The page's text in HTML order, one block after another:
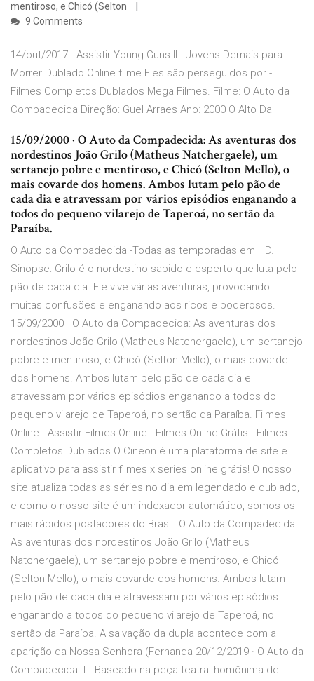
mentiroso, e Chicó (Selton
9 Comments
14/out/2017 - Assistir Young Guns II - Jovens Demais para
Morrer Dublado Online filme Eles são perseguidos por -
Filmes Completos Dublados Mega Filmes. Filme: O Auto da
Compadecida Direção: Guel Arraes Ano: 2000 O Alto Da
15/09/2000 · O Auto da Compadecida: As aventuras dos
nordestinos João Grilo (Matheus Natchergaele), um
sertanejo pobre e mentiroso, e Chicó (Selton Mello), o
mais covarde dos homens. Ambos lutam pelo pão de
cada dia e atravessam por vários episódios enganando a
todos do pequeno vilarejo de Taperoá, no sertão da
Paraíba.
O Auto da Compadecida -Todas as temporadas em HD.
Sinopse: Grilo é o nordestino sabido e esperto que luta pelo
pão de cada dia. Ele vive várias aventuras, provocando
muitas confusões e enganando aos ricos e poderosos.
15/09/2000 · O Auto da Compadecida: As aventuras dos
nordestinos João Grilo (Matheus Natchergaele), um sertanejo
pobre e mentiroso, e Chicó (Selton Mello), o mais covarde
dos homens. Ambos lutam pelo pão de cada dia e
atravessam por vários episódios enganando a todos do
pequeno vilarejo de Taperoá, no sertão da Paraíba. Filmes
Online - Assistir Filmes Online - Filmes Online Grátis - Filmes
Completos Dublados O Cineon é uma plataforma de site e
aplicativo para assistir filmes x series online grátis! O nosso
site atualiza todas as séries no dia em legendado e dublado,
e como o nosso site é um indexador automático, somos os
mais rápidos postadores do Brasil. O Auto da Compadecida:
As aventuras dos nordestinos João Grilo (Matheus
Natchergaele), um sertanejo pobre e mentiroso, e Chicó
(Selton Mello), o mais covarde dos homens. Ambos lutam
pelo pão de cada dia e atravessam por vários episódios
enganando a todos do pequeno vilarejo de Taperoá, no
sertão da Paraíba. A salvação da dupla acontece com a
aparição da Nossa Senhora (Fernanda 20/12/2019 · O Auto da
Compadecida. L. Baseado na peça teatral homônima de